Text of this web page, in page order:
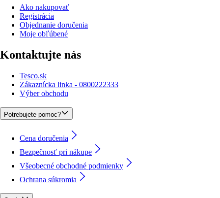
Ako nakupovať
Registrácia
Objednanie doručenia
Moje obľúbené
Kontaktujte nás
Tesco.sk
Zákaznícka linka - 0800222333
Výber obchodu
Potrebujete pomoc?
Cena doručenia
Bezpečnosť pri nákupe
Všeobecné obchodné podmienky
Ochrana súkromia